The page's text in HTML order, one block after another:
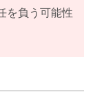
を負う可能性